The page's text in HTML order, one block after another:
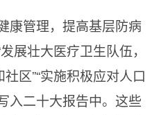
康管理，提高基层防病
展壮大医疗卫生队伍，
区”“实施积极应对人口
入二十大报告中。这些